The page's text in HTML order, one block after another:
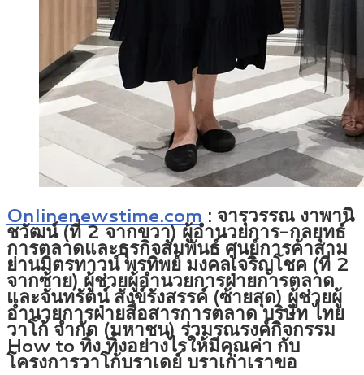
Onlinenewstime.com : จารุวรรณ งาพานิ
ชวัฒน์ (ที่ 2 จากขวา) ผู้อำนวยการ-กลยุทธ์
การตลาดและธุรกิจสัมพันธ์ ศูนย์การค้าสาม
ย่านมิตรทาวน์ พรทิพย์ มงคลเจริญโชค (ที่ 2
จากซ้าย) ผู้ช่วยผู้อำนวยการฝ่ายการตลาด
และจันทรัตน์ สังข์รังสรรค์ (ซ้ายสุด) ผู้ช่วยผู้
อำนวยการฝ่ายสื่อสารการตลาด บริษัท ไทย
วาโก้ จำกัด (มหาชน) ร่วมรณรงค์กิจกรรม
How to ทิ้ง ทิ้งอย่างไรให้มีคุณค่า กับ
โครงการวาโก้บราเดย์ บราเก่าเราขอ